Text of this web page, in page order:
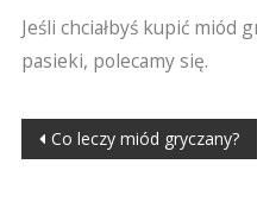
Jeśli chciałbyś kupić miód
pasieki, polecamy się.
Nawigacja
Co leczy miód gryczany?